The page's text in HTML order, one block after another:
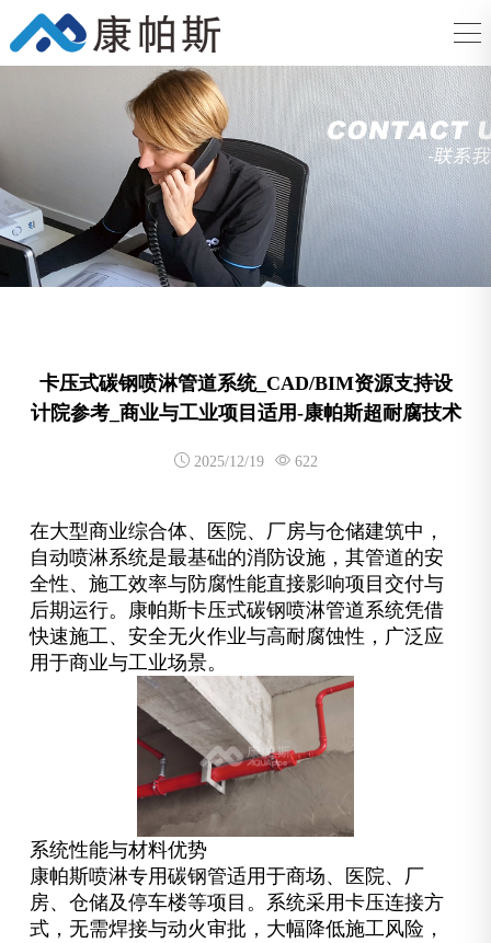
卡压式碳钢喷淋管道系统_CAD/BIM资源支持设
计院参考_商业与工业项目适用-康帕斯超耐腐技术
2025/12/19 622
在大型商业综合体、医院、厂房与仓储建筑中，
自动喷淋系统是最基础的消防设施，其管道的安
全性、施工效率与防腐性能直接影响项目交付与
后期运行。康帕斯卡压式碳钢喷淋管道系统凭借
快速施工、安全无火作业与高耐腐蚀性，广泛应
用于商业与工业场景。
系统性能与材料优势
康帕斯喷淋专用碳钢管适用于商场、医院、厂
房、仓储及停车楼等项目。系统采用卡压连接方
式，无需焊接与动火审批，大幅降低施工风险，